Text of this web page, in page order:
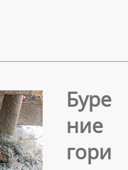
Буре
ние
гори